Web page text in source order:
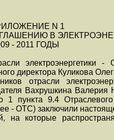
N 1
В
- 2011 ГОДЫ
электроэнергетики
директора Куликова
отрасли
Вахрушкина Валерия
1 пункта 9.4
- ОТС) заключили
на которые